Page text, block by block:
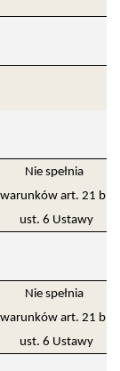
Nie spełnia
warunków art. 21 b
ust. 6 Ustawy
Nie spełnia
warunków art. 21 b
ust. 6 Ustawy